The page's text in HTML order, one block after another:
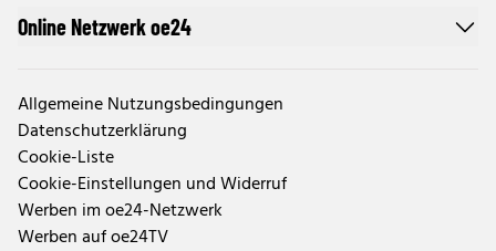
Online Netzwerk oe24
Allgemeine Nutzungsbedingungen
Datenschutzerklärung
Cookie-Liste
Cookie-Einstellungen und Widerruf
Werben im oe24-Netzwerk
Werben auf oe24TV